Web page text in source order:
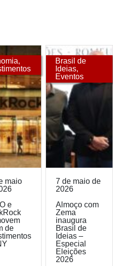
,
maio
e
de
Brasil de
Ideias,
Eventos
7 de maio de
2026
Almoço com
Zema
inaugura
Brasil de
Ideias –
Especial
Eleições
2026